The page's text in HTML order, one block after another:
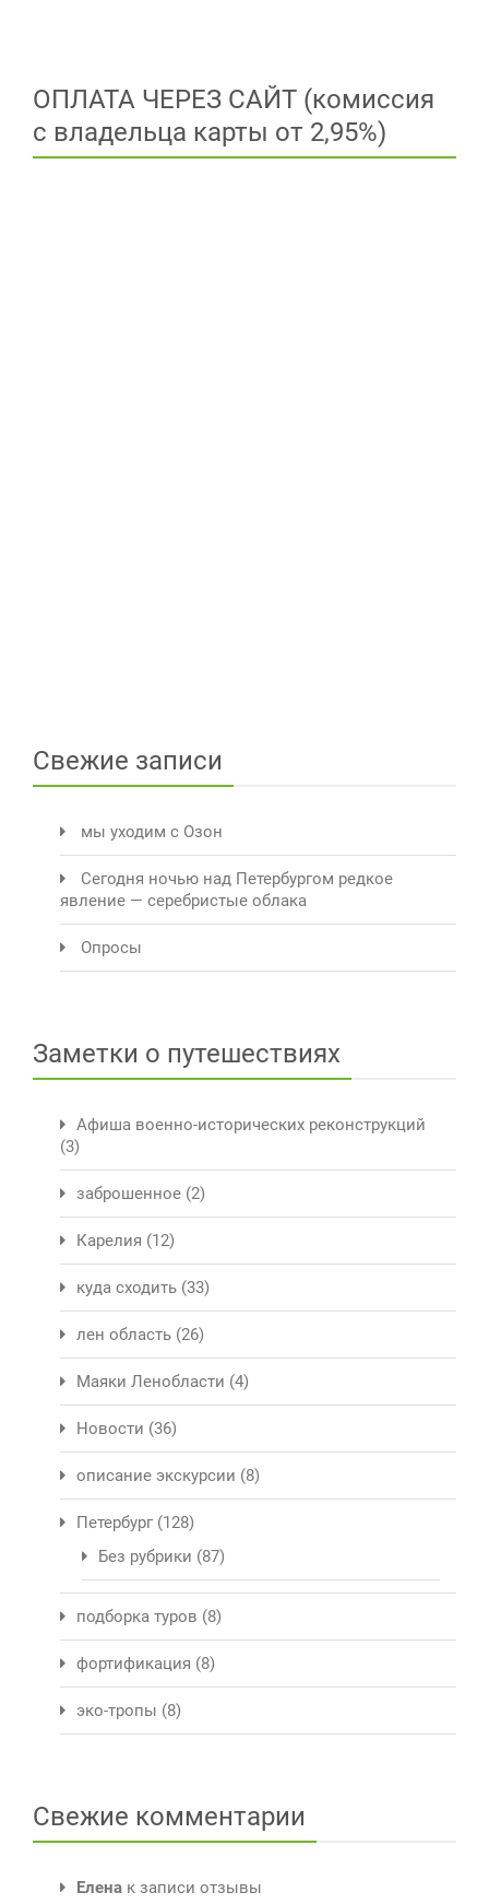
ОПЛАТА ЧЕРЕЗ САЙТ (комиссия
с владельца карты от 2,95%)
Свежие записи
мы уходим с Озон
Сегодня ночью над Петербургом редкое
явление — серебристые облака
Опросы
Заметки о путешествиях
Афиша военно-исторических реконструкций
(3)
заброшенное (2)
Карелия (12)
куда сходить (33)
лен область (26)
Маяки Ленобласти (4)
Новости (36)
описание экскурсии (8)
Петербург (128)
Без рубрики (87)
подборка туров (8)
фортификация (8)
эко-тропы (8)
Свежие комментарии
Елена к записи отзывы